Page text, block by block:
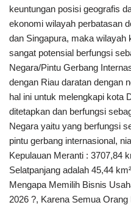
keuntungan posisi geografis
ekonomi wilayah perbatasan
dan Singapura, maka wilayah
sangat potensial berfungsi
Negara/Pintu Gerbang
dengan Riau daratan dengan
hal ini untuk melengkapi kota
ditetapkan dan berfungsi
Negara yaitu yang berfungsi
pintu gerbang internasional,
Kepulauan Meranti : 3707,84
Selatpanjang adalah 45,44
Mengapa Memilih Bisnis
2026 ?, Karena Semua